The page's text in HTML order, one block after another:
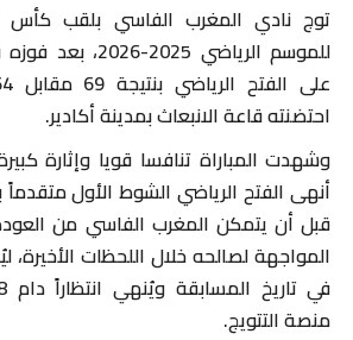
توج نادي المغرب الفاسي بلقب كأس
للموسم الرياضي
احتضنته قاعة الانبعاث بمدينة أكادير.
وشهدت المباراة تنافسا قويا وإثارة
قبل أن يتمكن المغرب الفاسي من
المواجهة لصالحه خلال اللحظات الأخيرة،
منصة التتويج.